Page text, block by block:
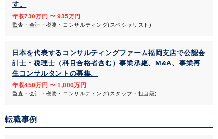
す。
年収730万円 〜 935万円
監査・会計・税務・コンサルティング(スペシャリスト)
日本を代表するコンサルティングファーム福岡支店で公認会
計士・税理士（科目合格者含む）事業承継、M&A、事業再
生コンサルタントの募集。
年収450万円 〜 1,000万円
監査・会計・税務・コンサルティング(スタッフ・担当級)
転職事例